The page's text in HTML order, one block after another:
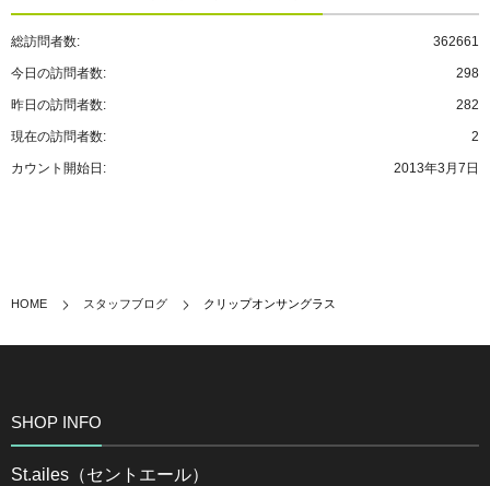
362661
総訪問者数:
298
今日の訪問者数:
282
昨日の訪問者数:
2
現在の訪問者数:
2013年3月7日
カウント開始日:
HOME スタッフブログ クリップオンサングラス
SHOP INFO
St.ailes（セントエール）